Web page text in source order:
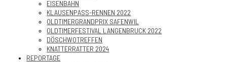
EISENBAHN
KLAUSENPASS-RENNEN 2022
OLDTIMERGRANDPRIX SAFENWIL
OLDTIMERFESTIVAL LANGENBRUCK 2022
DÖSCHWOTREFFEN
KNATTERRATTER 2024
REPORTAGE